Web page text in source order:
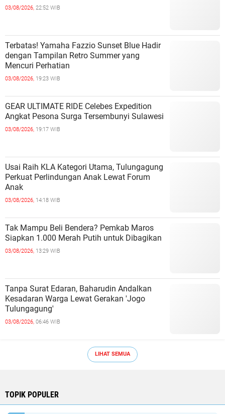
03/08/2026, 22:52 WIB
Terbatas! Yamaha Fazzio Sunset Blue Hadir
dengan Tampilan Retro Summer yang
Mencuri Perhatian
03/08/2026, 19:23 WIB
GEAR ULTIMATE RIDE Celebes Expedition
Angkat Pesona Surga Tersembunyi Sulawesi
03/08/2026, 19:17 WIB
Usai Raih KLA Kategori Utama, Tulungagung
Perkuat Perlindungan Anak Lewat Forum
Anak
03/08/2026, 14:18 WIB
Tak Mampu Beli Bendera? Pemkab Maros
Siapkan 1.000 Merah Putih untuk Dibagikan
03/08/2026, 13:29 WIB
Tanpa Surat Edaran, Baharudin Andalkan
Kesadaran Warga Lewat Gerakan 'Jogo
Tulungagung'
03/08/2026, 06:46 WIB
LIHAT SEMUA
TOPIK POPULER